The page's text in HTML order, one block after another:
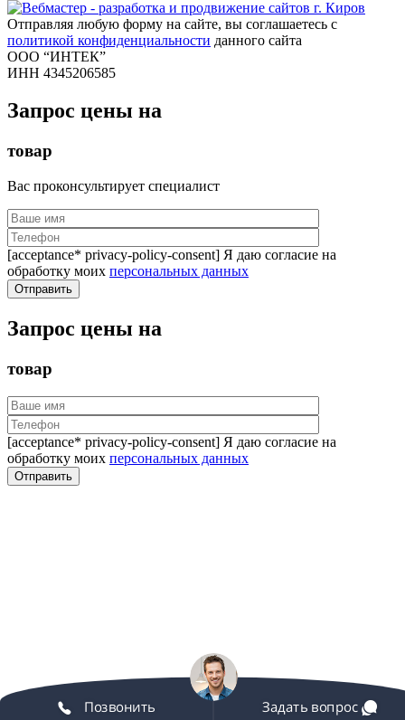
Отправляя любую форму на сайте, вы соглашаетесь с
политикой конфиденциальности данного сайта
ООО “ИНТЕК”
ИНН 4345206585
Запрос цены на
товар
Вас проконсультирует специалист
[acceptance* privacy-policy-consent] Я даю согласие на
обработку моих персональных данных
Запрос цены на
товар
[acceptance* privacy-policy-consent] Я даю согласие на
обработку моих персональных данных
Позвонить Задать вопрос